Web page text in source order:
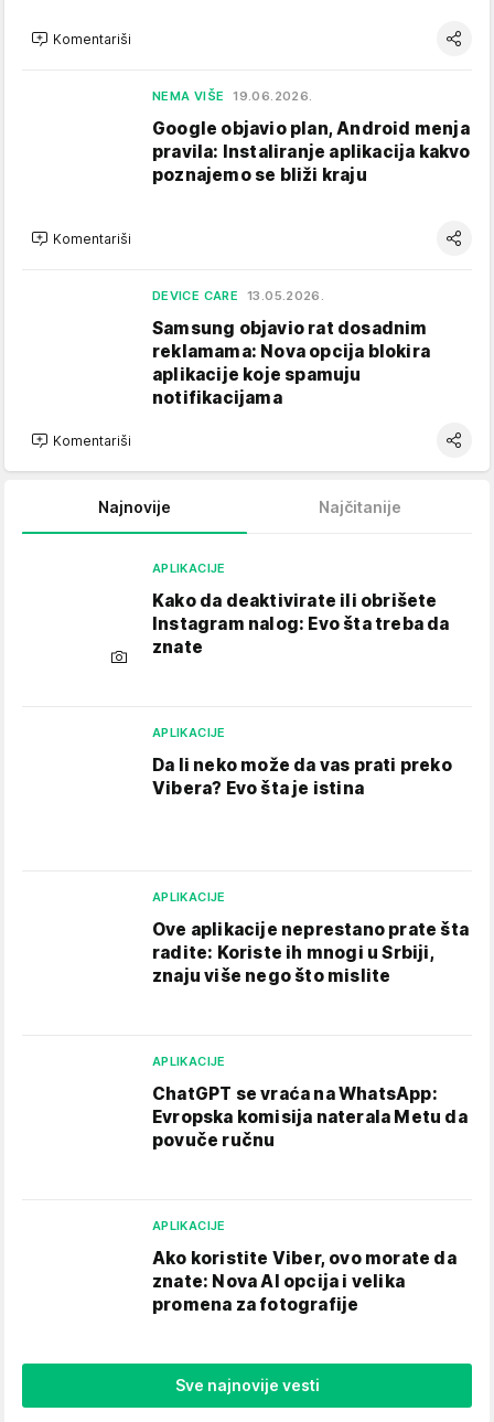
Komentariši
NEMA VIŠE 19.06.2026.
Google objavio plan, Android menja
pravila: Instaliranje aplikacija kakvo
poznajemo se bliži kraju
Komentariši
DEVICE CARE 13.05.2026.
Samsung objavio rat dosadnim
reklamama: Nova opcija blokira
aplikacije koje spamuju
notifikacijama
Komentariši
Najnovije Najčitanije
APLIKACIJE
Kako da deaktivirate ili obrišete
Instagram nalog: Evo šta treba da
znate
APLIKACIJE
Da li neko može da vas prati preko
Vibera? Evo šta je istina
APLIKACIJE
Ove aplikacije neprestano prate šta
radite: Koriste ih mnogi u Srbiji,
znaju više nego što mislite
APLIKACIJE
ChatGPT se vraća na WhatsApp:
Evropska komisija naterala Metu da
povuče ručnu
APLIKACIJE
Ako koristite Viber, ovo morate da
znate: Nova AI opcija i velika
promena za fotografije
Sve najnovije vesti